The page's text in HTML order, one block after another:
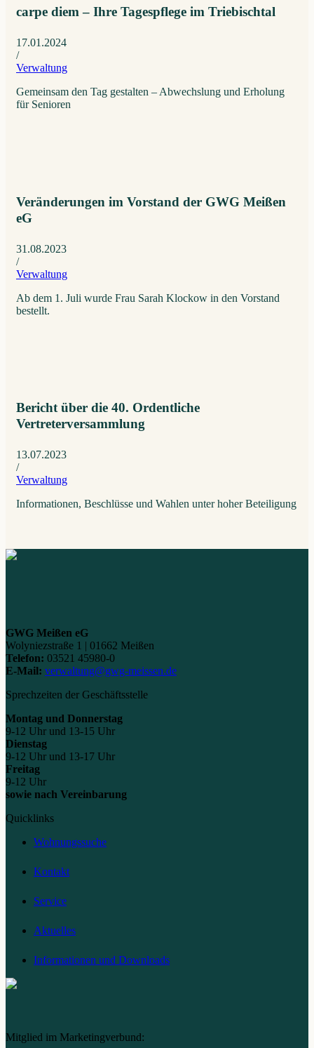
carpe diem – Ihre Tagespflege im Triebischtal
17.01.2024
/
Verwaltung
Gemeinsam den Tag gestalten – Abwechslung und Erholung
für Senioren
Veränderungen im Vorstand der GWG Meißen
eG
31.08.2023
/
Verwaltung
Ab dem 1. Juli wurde Frau Sarah Klockow in den Vorstand
bestellt.
Bericht über die 40. Ordentliche
Vertreterversammlung
13.07.2023
/
Verwaltung
Informationen, Beschlüsse und Wahlen unter hoher Beteiligung
GWG Meißen eG
Wolyniezstraße 1 | 01662 Meißen
Telefon: 03521 45980-0
E-Mail: verwaltung@gwg-meissen.de
Sprechzeiten der Geschäftsstelle
Montag und Donnerstag
9-12 Uhr und 13-15 Uhr
Dienstag
9-12 Uhr und 13-17 Uhr
Freitag
9-12 Uhr
sowie nach Vereinbarung
Quicklinks
Wohnungssuche
Kontakt
Service
Aktuelles
Informationen und Downloads
Mitglied im Marketingverbund: